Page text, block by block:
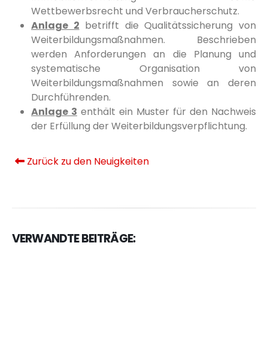
Wettbewerbsrecht und Verbraucherschutz.
Anlage 2 betrifft die Qualitätssicherung von
Weiterbildungsmaßnahmen. Beschrieben
werden Anforderungen an die Planung und
systematische Organisation von
Weiterbildungsmaßnahmen sowie an deren
Durchführenden.
Anlage 3 enthält ein Muster für den Nachweis
der Erfüllung der Weiterbildungsverpflichtung.
Zurück zu den Neuigkeiten
VERWANDTE BEITRÄGE: